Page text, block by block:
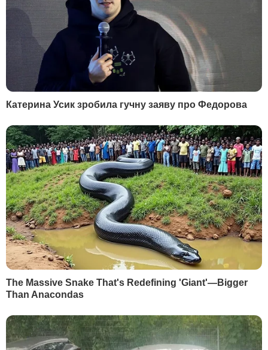
Стало известно имя генерала, которого секретно
похоронили в Москве
Вчера, 23.02
В четверг жара в Украине достигнет своего
максимума. Когда станет легче
Вчера, 22.42
Угрозы Трампа перестали пугать мировых лидеров
– The Washington Post
Вчера, 22.37
Изготовление порно, встреча с
создателе дрона "Упырь", которого
подорвали в Mercedes
Вчера, 22.03
Лукашенко поставил задачу создать оружие,
которое "обнулит в мире все беспилотники"
Вчера, 21.39
"Столько врагов, представить не можете".
Залужный объяснил свое заявление о
бесперспективности вступления Украины в НАТО
Вчера, 20.48
В Москве в условиях строжайшей секретности
похоронили генерала. РосСМИ узнали, кто это мог
быть
Больше новостей
ПОПУЛЯРНОЕ БУЛЬВАР